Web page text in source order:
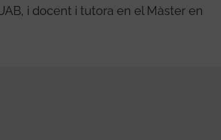
i docent i tutora en el Màster en